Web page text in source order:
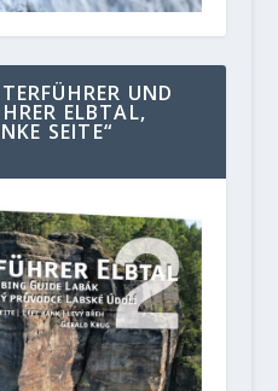
UND
ELBTAL,
SEITE“